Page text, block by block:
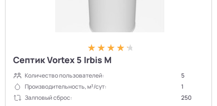
Септик Vortex 5 Irbis M
Количество пользователей:
5
Производительность, м³/сут:
1
Залповый сброс:
250